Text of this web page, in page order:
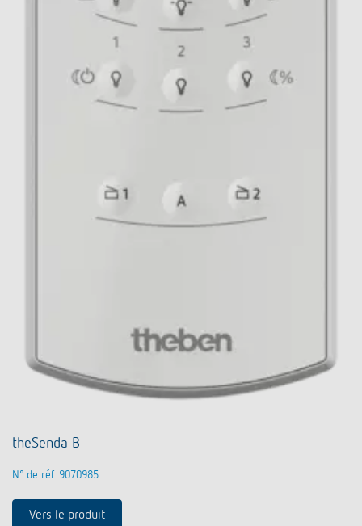
theSenda B
N° de réf. 9070985
Vers le produit